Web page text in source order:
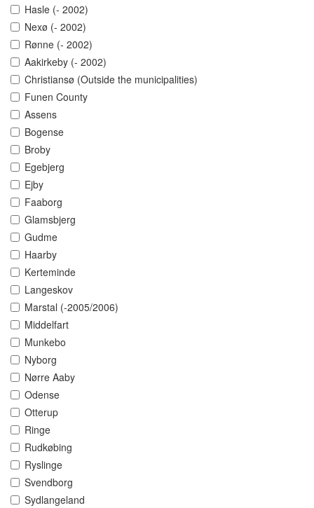
Hasle (- 2002)
Nexø (- 2002)
Rønne (- 2002)
Aakirkeby (- 2002)
Christiansø (Outside the municipalities)
Funen County
Assens
Bogense
Broby
Egebjerg
Ejby
Faaborg
Glamsbjerg
Gudme
Haarby
Kerteminde
Langeskov
Marstal (-2005/2006)
Middelfart
Munkebo
Nyborg
Nørre Aaby
Odense
Otterup
Ringe
Rudkøbing
Ryslinge
Svendborg
Sydlangeland